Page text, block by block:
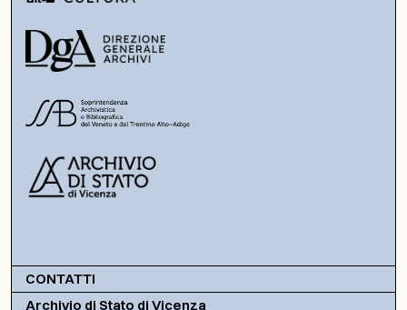
CONTATTI
Archivio di Stato di Vicenza